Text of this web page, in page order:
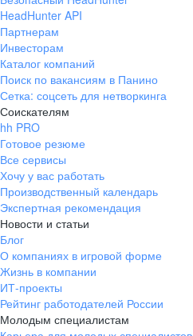
HeadHunter API
Партнерам
Инвесторам
Каталог компаний
Поиск по вакансиям в Панино
Сетка: соцсеть для нетворкинга
Соискателям
hh PRO
Готовое резюме
Все сервисы
Хочу у вас работать
Производственный календарь
Экспертная рекомендация
Новости и статьи
Блог
О компаниях в игровой форме
Жизнь в компании
ИТ-проекты
Рейтинг работодателей России
Молодым специалистам